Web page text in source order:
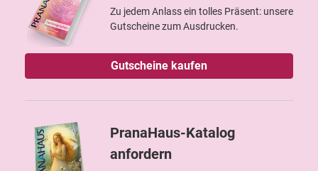
Zu jedem Anlass ein tolles Präsent: unsere
Gutscheine zum Ausdrucken.
Gutscheine kaufen
PranaHaus-Katalog
anfordern